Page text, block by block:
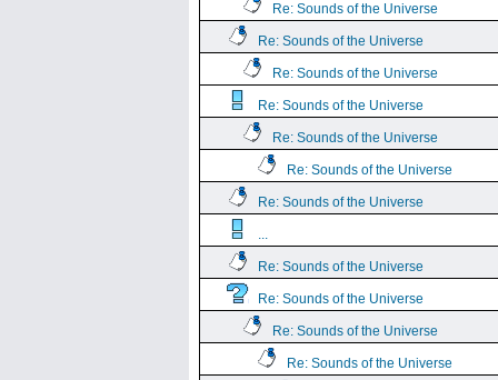
Re: Sounds of the Universe
Re: Sounds of the Universe
Re: Sounds of the Universe
Re: Sounds of the Universe
Re: Sounds of the Universe
Re: Sounds of the Universe
Re: Sounds of the Universe
...
Re: Sounds of the Universe
Re: Sounds of the Universe
Re: Sounds of the Universe
Re: Sounds of the Universe